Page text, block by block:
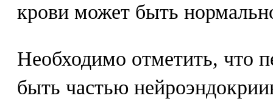
крови может быть
Необходимо отметить, что
быть частью